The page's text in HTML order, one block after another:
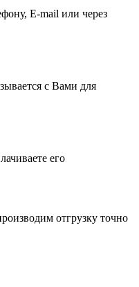
E-mail или через
с Вами для
его
отгрузку точно